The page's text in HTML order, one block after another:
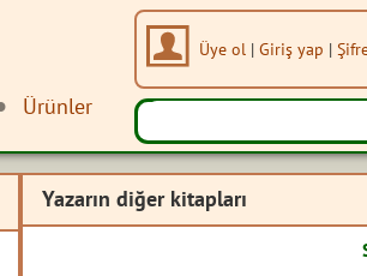
Ürünler
Üye ol | Giriş yap |
Yazarın diğer kitapları